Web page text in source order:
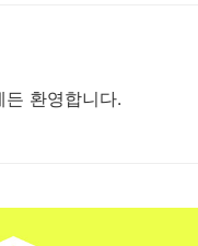
환영합니다.